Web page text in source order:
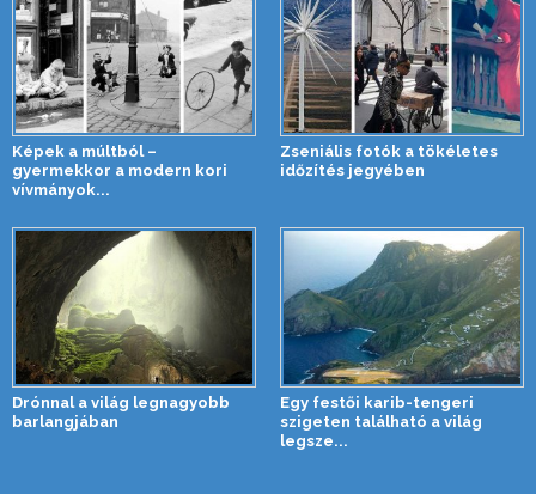
Képek a múltból –
gyermekkor a modern kori
vívmányok...
Zseniális fotók a tökéletes
időzítés jegyében
Drónnal a világ legnagyobb
barlangjában
Egy festői karib-tengeri
szigeten található a világ
legsze...